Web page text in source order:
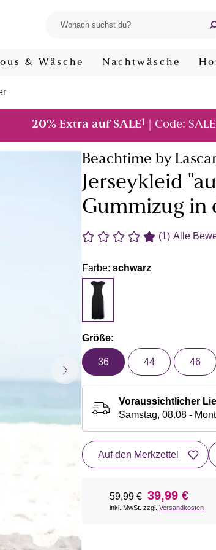
& Wäsche Nachtwäsche
20% Extra auf SALE1 | Code:
Beachtime by
Jerseykleid
Gummizug in
(1) Alle
Farbe: schwarz
Größe:
36 44 46
Voraussichtlicher
Samstag, 08.08 -
Auf den Merkzettel
59,99 € 39,99 €
inkl. MwSt. zzgl. Versandkosten